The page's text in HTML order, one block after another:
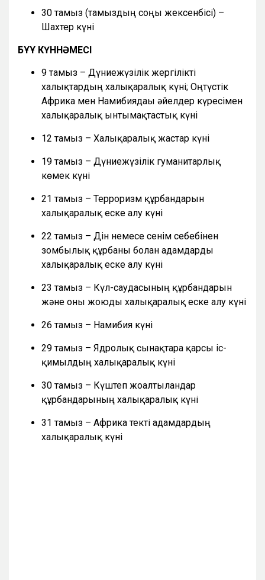
30 тамыз (тамыздың соңғы жексенбісі) –
Шахтер күні
БҰҰ КҮННӘМЕСІ
9 тамыз – Дүниежүзілік жергілікті
халықтардың халықаралық күні; Оңтүстік
Африка мен Намибиядағы әйелдер күресімен
халықаралық ынтымақтастық күні
12 тамыз – Халықаралық жастар күні
19 тамыз – Дүниежүзілік гуманитарлық
көмек күні
21 тамыз – Терроризм құрбандарын
халықаралық еске алу күні
22 тамыз – Дін немесе сенім себебінен
зомбылық құрбаны болған адамдарды
халықаралық еске алу күні
23 тамыз – Күл-саудасының құрбандарын
және оны жоюды халықаралық еске алу күні
26 тамыз – Намибия күні
29 тамыз – Ядролық сынақтарға қарсы іс-
қимылдың халықаралық күні
30 тамыз – Күштеп жоғалтылғандар
құрбандарының халықаралық күні
31 тамыз – Африка текті адамдардың
халықаралық күні